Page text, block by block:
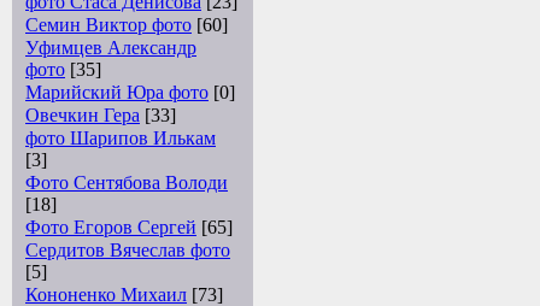
Семин Виктор фото [60]
Уфимцев Александр
фото [35]
Марийский Юра фото [0]
Овечкин Гера [33]
фото Шарипов Илькам
[3]
Фото Сентябова Володи
[18]
Фото Егоров Сергей [65]
Сердитов Вячеслав фото
[5]
Кононенко Михаил [73]